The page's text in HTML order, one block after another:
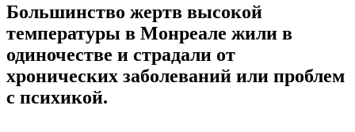
Большинство жертв высокой
температуры в Монреале жили в
одиночестве и страдали от
хронических заболеваний или проблем
с психикой.